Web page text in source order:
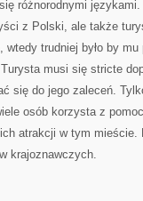
różnorodnymi
z Polski, ale także
trudniej było by
musi się stricte
się do jego zaleceń.
osób korzysta z
atrakcji w tym
krajoznawczych.